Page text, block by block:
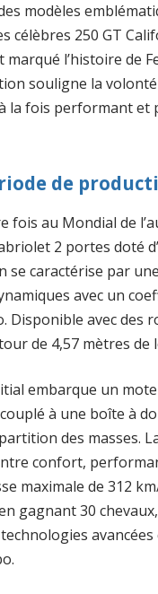
modèles
célèbres 250 GT
marqué l’histoire de
souligne la
la fois performant et
de
fois au Mondial de
2 portes doté
se caractérise par
avec un
Disponible avec des
de 4,57 mètres de
embarque un
à une boîte à
des masses.
confort,
maximale de 312
gagnant 30